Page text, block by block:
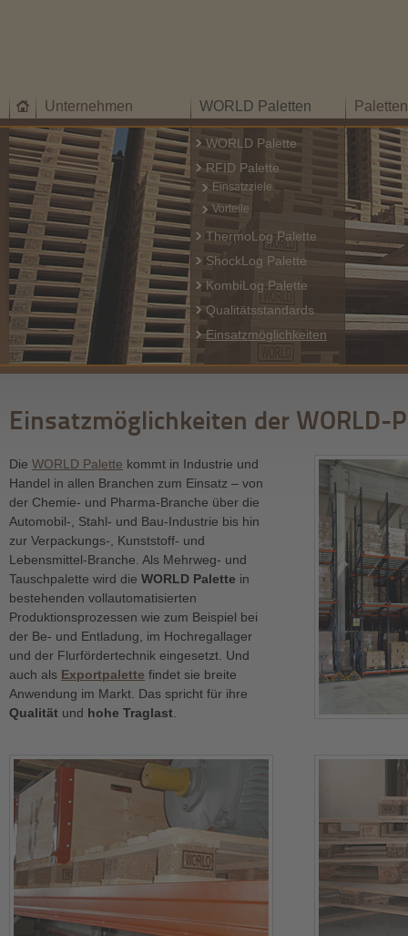
Unternehmen WORLD Paletten
WORLD Palette
RFID Palette
Einsatzziele
Vorteile
ThermoLog Palette
ShockLog Palette
KombiLog Palette
Qualitätsstandards
Einsatzmöglichkeiten
Einsatzmöglichkeiten der
Die WORLD Palette kommt in Industrie und
Handel in allen Branchen zum Einsatz – von
der Chemie- und Pharma-Branche über die
Automobil-, Stahl- und Bau-Industrie bis hin
zur Verpackungs-, Kunststoff- und
Lebensmittel-Branche. Als Mehrweg- und
Tauschpalette wird die WORLD Palette in
bestehenden vollautomatisierten
Produktionsprozessen wie zum Beispiel bei
der Be- und Entladung, im Hochregallager
und der Flurfördertechnik eingesetzt. Und
auch als Exportpalette findet sie breite
Anwendung im Markt. Das spricht für ihre
Qualität und hohe Traglast